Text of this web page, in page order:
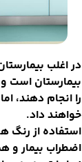
در اغلب
بیمارستان است
را انجام دهند،
خواهند داد.
استفاده از رنگ
اضطراب بیمار و